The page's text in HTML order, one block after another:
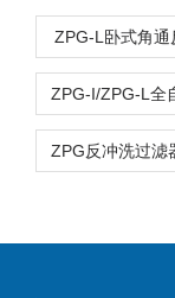
ZPG-L卧式角通
ZPG反冲洗过滤